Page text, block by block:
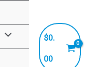
Alternar $0.
00